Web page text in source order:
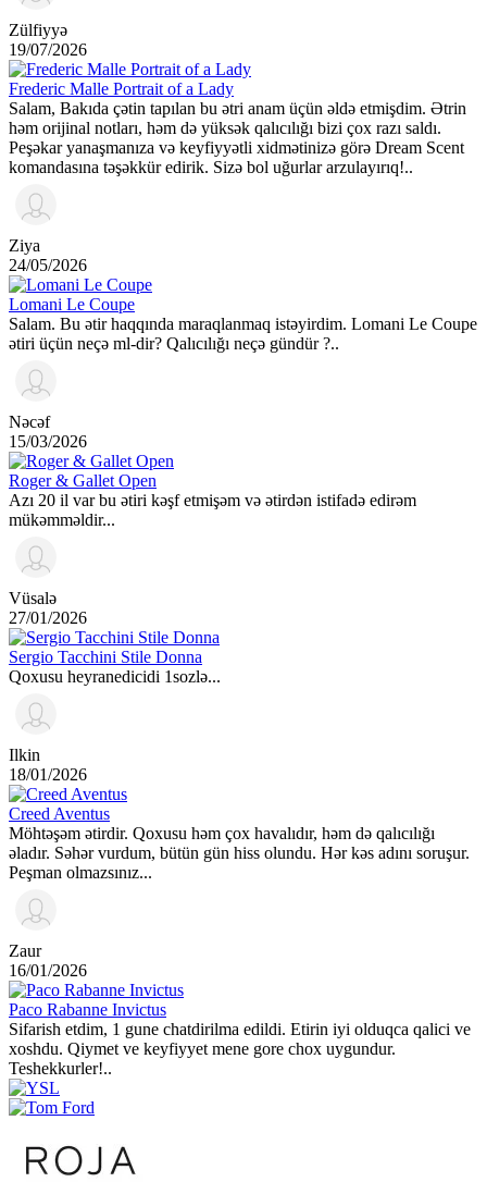
Zülfiyyə
19/07/2026
Frederic Malle Portrait of a Lady
Salam, Bakıda çətin tapılan bu ətri anam üçün əldə etmişdim. Ətrin
həm orijinal notları, həm də yüksək qalıcılığı bizi çox razı saldı.
Peşəkar yanaşmanıza və keyfiyyətli xidmətinizə görə Dream Scent
komandasına təşəkkür edirik. Sizə bol uğurlar arzulayırıq!..
Ziya
24/05/2026
Lomani Le Coupe
Salam. Bu ətir haqqında maraqlanmaq istəyirdim. Lomani Le Coupe
ətiri üçün neçə ml-dir? Qalıcılığı neçə gündür ?..
Nəcəf
15/03/2026
Roger & Gallet Open
Azı 20 il var bu ətiri kəşf etmişəm və ətirdən istifadə edirəm
mükəmməldir...
Vüsalə
27/01/2026
Sergio Tacchini Stile Donna
Qoxusu heyranedicidi 1sozlə...
Ilkin
18/01/2026
Creed Aventus
Möhtəşəm ətirdir. Qoxusu həm çox havalıdır, həm də qalıcılığı
əladır. Səhər vurdum, bütün gün hiss olundu. Hər kəs adını soruşur.
Peşman olmazsınız...
Zaur
16/01/2026
Paco Rabanne Invictus
Sifarish etdim, 1 gune chatdirilma edildi. Etirin iyi olduqca qalici ve
xoshdu. Qiymet ve keyfiyyet mene gore chox uygundur.
Teshekkurler!..